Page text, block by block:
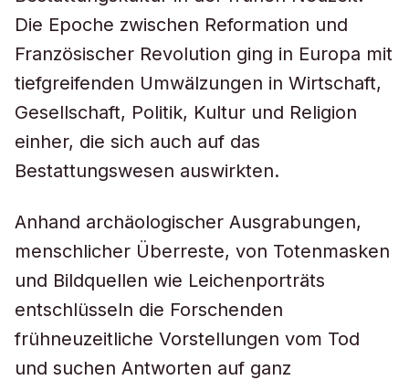
Die Epoche zwischen Reformation und
Französischer Revolution ging in Europa mit
tiefgreifenden Umwälzungen in Wirtschaft,
Gesellschaft, Politik, Kultur und Religion
einher, die sich auch auf das
Bestattungswesen auswirkten.
Anhand archäologischer Ausgrabungen,
menschlicher Überreste, von Totenmasken
und Bildquellen wie Leichenporträts
entschlüsseln die Forschenden
frühneuzeitliche Vorstellungen vom Tod
und suchen Antworten auf ganz